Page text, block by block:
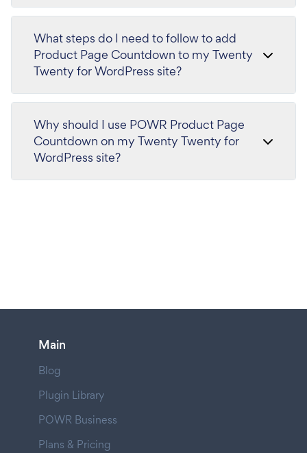
What steps do I need to follow to add
Product Page Countdown to my Twenty
Twenty for WordPress site?
Why should I use POWR Product Page
Countdown on my Twenty Twenty for
WordPress site?
Main
Blog
Plugin Library
POWR Business
Plans & Pricing